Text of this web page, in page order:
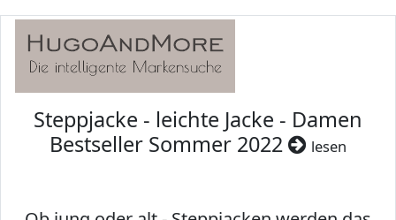
Steppjacke - leichte Jacke - Damen
Bestseller Sommer 2022
lesen